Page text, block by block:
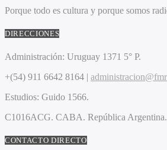
Porque todo es cultura y porque somos
DIRECCIONES
Administración: Uruguay 1371 5° P.
+(54) 911 6642 8164 |
Estudios: Guido 1566.
C1016ACG. CABA. República Argentina.
CONTACTO DIRECTO